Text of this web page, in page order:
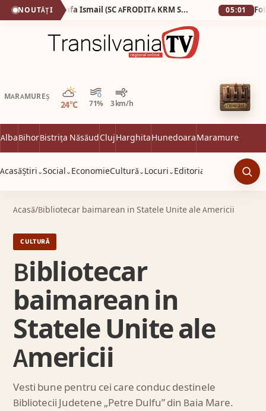
NOUTĂȚI Ginecologul Mostafa Ismail (SC AFRODITA KRM SRL), pe care fosta soție l-a surprins dezbrăcat de la brâu în jos în timp ce consulta o pacientă complet dezbrăcată, a pierdut procesul cu presa! 05:01
MARAMUREȘ
24°C 71% 3 km/h
Parțial noros
AlbaBihorBistrița NăsăudClujHarghitaHunedoaraMaramureș
AcasăȘtiri ⌄Social ⌄ EconomieCultură ⌄ Locuri ⌄ Editorial
Acasă/Bibliotecar baimarean in Statele Unite ale Americii
CULTURĂ
Bibliotecar
baimarean in
Statele Unite ale
Americii
Vesti bune pentru cei care conduc destinele
Bibliotecii Judetene „Petre Dulfu” din Baia Mare.